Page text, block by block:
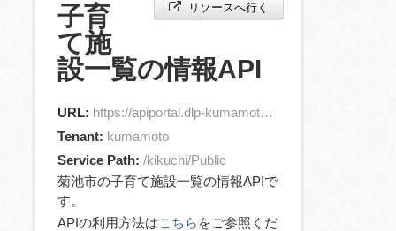
リソースへ行く
子育
て施
設一覧の情報API
URL: https://apiportal.dlp-kumamoto.jp/orion/v2/entities?id=jp.kikuchiCity.ChildCareFacility.1
Tenant: kumamoto
Service Path: /kikuchi/Public
菊池市の子育て施設一覧の情報APIで
す。
APIの利用方法はこちら をご参照くだ